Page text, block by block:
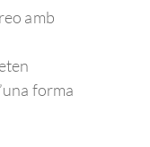
amb
forma